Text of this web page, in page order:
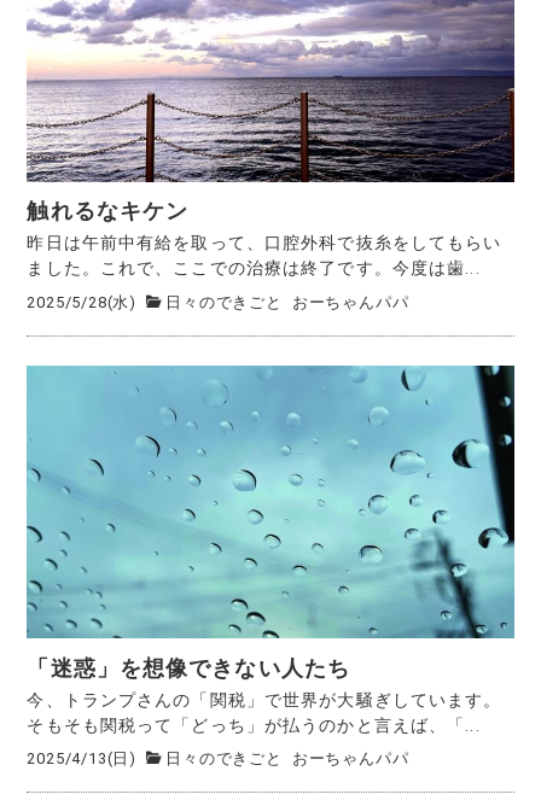
触れるなキケン
昨日は午前中有給を取って、口腔外科で抜糸をしてもらい
ました。これで、ここでの治療は終了です。今度は歯...
2025/5/28(水) 日々のできごと おーちゃんパパ
「迷惑」を想像できない人たち
今、トランプさんの「関税」で世界が大騒ぎしています。
そもそも関税って「どっち」が払うのかと言えば、「...
2025/4/13(日) 日々のできごと おーちゃんパパ